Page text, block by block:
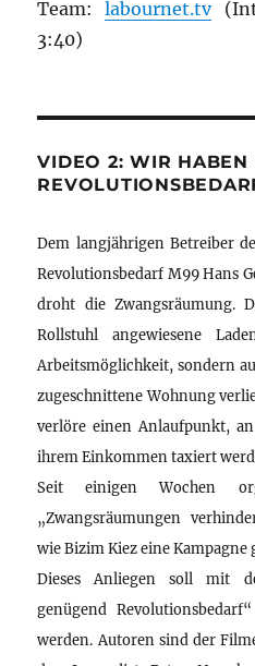
Team:labournet.tv
3:40)
VIDEO 2: WIR HABEN
Dem langjährigen Betreiber
Revolutionsbedarf M99 Hans
droht die Zwangsräumung.
Rollstuhl angewiesene
Arbeitsmöglichkeit, sondern
zugeschnittene Wohnung
verlöre einen Anlaufpunkt,
ihrem Einkommen taxiert
Seit einigen Wochen
„Zwangsräumungen
wie Bizim Kiez eine Kampagne
Dieses Anliegen soll mit
genügend
werden. Autoren sind der